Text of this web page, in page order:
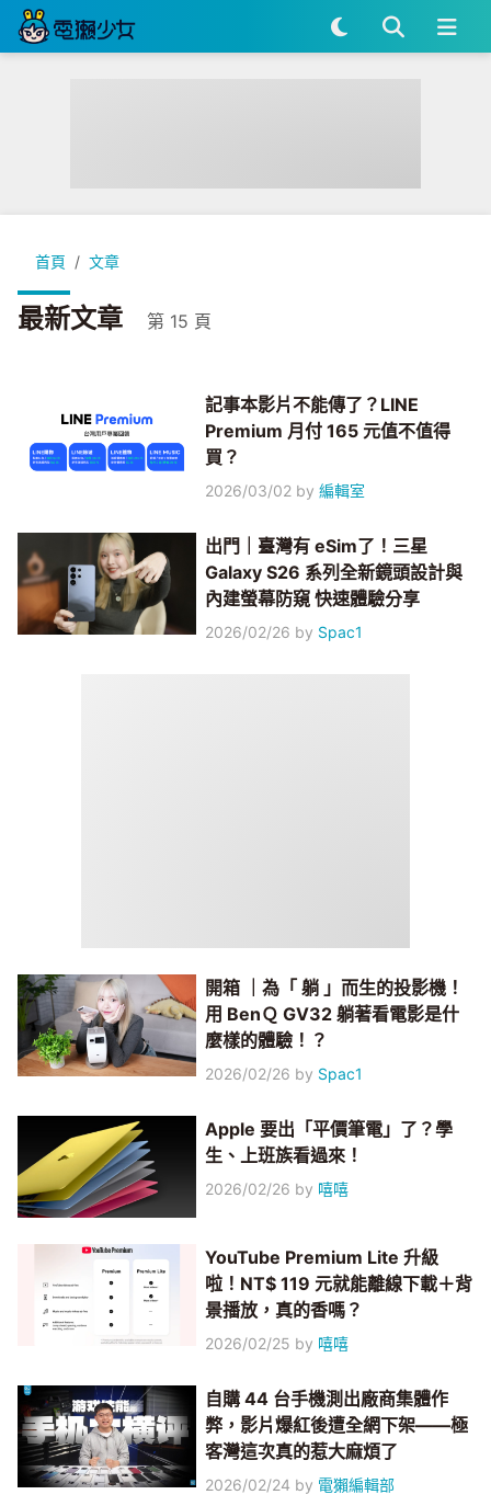
首頁 文章
最新文章 第 15 頁
記事本影片不能傳了？LINE
Premium 月付 165 元值不值得
買？
2026/03/02 by編輯室
出門｜臺灣有 eSim了！三星
Galaxy S26 系列全新鏡頭設計與
內建螢幕防窺 快速體驗分享
2026/02/26 by Spac1
開箱 ｜為「 躺 」而生的投影機！
用 BenＱ GV32 躺著看電影是什
麼樣的體驗！？
2026/02/26 by Spac1
Apple 要出「平價筆電」了？學
生、上班族看過來！
2026/02/26 by 嘻嘻
YouTube Premium Lite 升級
啦！NT$ 119 元就能離線下載＋背
景播放，真的香嗎？
2026/02/25 by 嘻嘻
自購 44 台手機測出廠商集體作
弊，影片爆紅後遭全網下架——極
客灣這次真的惹大麻煩了
2026/02/24 by 電獺編輯部